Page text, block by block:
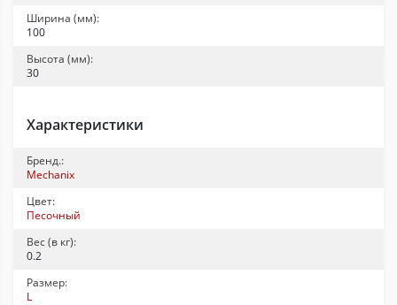
Ширина (мм):
100
Высота (мм):
30
Характеристики
Бренд.:
Mechanix
Цвет:
Песочный
Вес (в кг):
0.2
Размер:
L